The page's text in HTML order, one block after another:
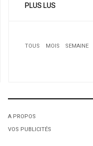
PLUS LUS
TOUS MOIS
SEMAINE
Farid Salem, un
Athletisme/Chetibi
A PROPOS
VOS PUBLICITÉS